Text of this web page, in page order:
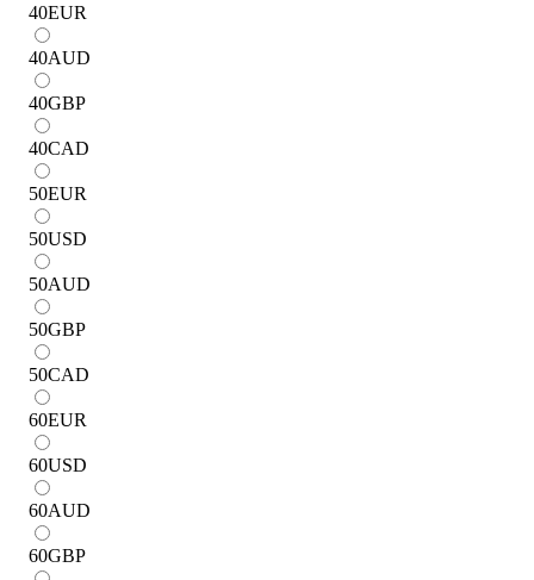
40EUR
40AUD
40GBP
40CAD
50EUR
50USD
50AUD
50GBP
50CAD
60EUR
60USD
60AUD
60GBP